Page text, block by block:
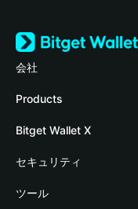
会社
Bitget Walletについて
ブログ
アカデミー
暗号資産ニュース
Products
Crypto Card
Stablecoin Earn
Payfi Crypto
Bitget Wallet X
デベロッパー
ウォレットを接続
セキュリティ
保護基金
ツール